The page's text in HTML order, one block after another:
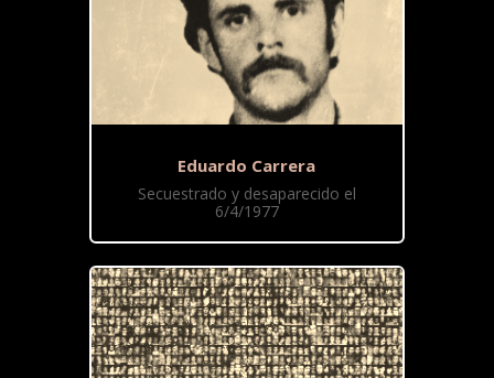
Eduardo Carrera
Secuestrado y desaparecido el
6/4/1977